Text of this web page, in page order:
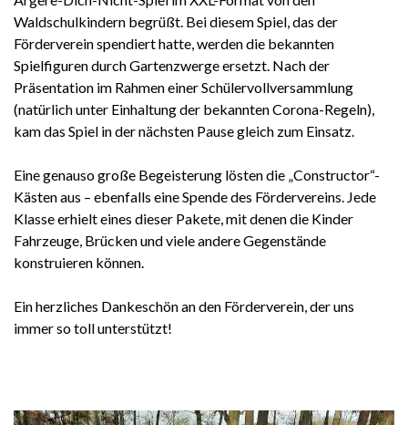
Waldschulkindern begrüßt. Bei diesem Spiel, das der
Förderverein spendiert hatte, werden die bekannten
Spielfiguren durch Gartenzwerge ersetzt. Nach der
Präsentation im Rahmen einer Schülervollversammlung
(natürlich unter Einhaltung der bekannten Corona-Regeln),
kam das Spiel in der nächsten Pause gleich zum Einsatz.
Eine genauso große Begeisterung lösten die „Constructor“-
Kästen aus – ebenfalls eine Spende des Fördervereins. Jede
Klasse erhielt eines dieser Pakete, mit denen die Kinder
Fahrzeuge, Brücken und viele andere Gegenstände
konstruieren können.
Ein herzliches Dankeschön an den Förderverein, der uns
immer so toll unterstützt!